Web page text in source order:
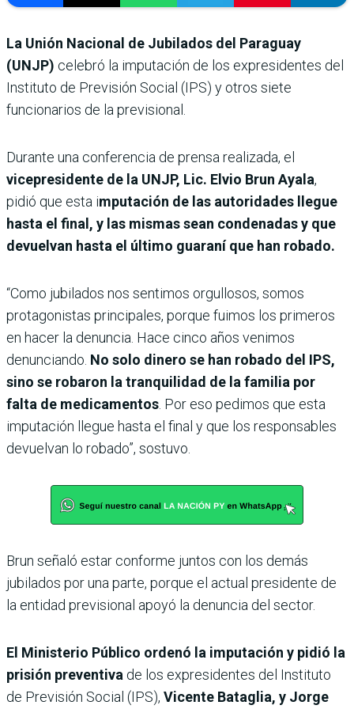
La Unión Nacional de Jubilados del Paraguay
(UNJP) celebró la imputación de los expresidentes del
Instituto de Previsión Social (IPS) y otros siete
funcionarios de la previsional.
Durante una conferencia de prensa realizada, el
vicepresidente de la UNJP, Lic. Elvio Brun Ayala,
pidió que esta imputación de las autoridades llegue
hasta el final, y las mismas sean condenadas y que
devuelvan hasta el último guaraní que han robado.
“Como jubilados nos sentimos orgullosos, somos
protagonistas principales, porque fuimos los primeros
en hacer la denuncia. Hace cinco años venimos
denunciando. No solo dinero se han robado del IPS,
sino se robaron la tranquilidad de la familia por
falta de medicamentos . Por eso pedimos que esta
imputación llegue hasta el final y que los responsables
devuelvan lo robado”, sostuvo.
Brun señaló estar conforme juntos con los demás
jubilados por una parte, porque el actual presidente de
la entidad previsional apoyó la denuncia del sector.
El Ministerio Público ordenó la imputación y pidió la
prisión preventiva de los expresidentes del Instituto
de Previsión Social (IPS), Vicente Bataglia, y Jorge